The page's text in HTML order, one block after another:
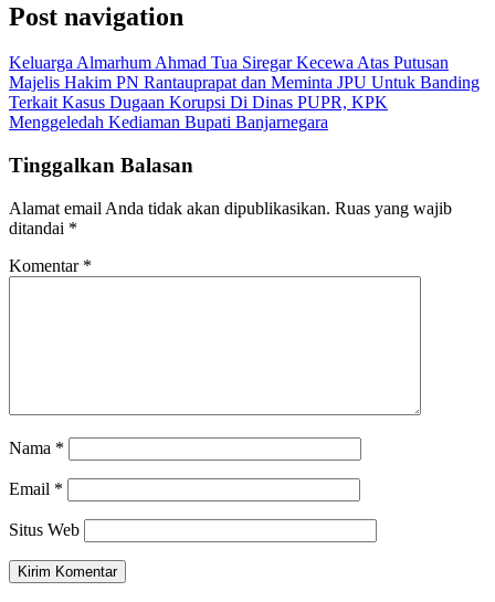
Post navigation
Keluarga Almarhum Ahmad Tua Siregar Kecewa Atas Putusan
Majelis Hakim PN Rantauprapat dan Meminta JPU Untuk Banding
Terkait Kasus Dugaan Korupsi Di Dinas PUPR, KPK
Menggeledah Kediaman Bupati Banjarnegara
Tinggalkan Balasan
Alamat email Anda tidak akan dipublikasikan. Ruas yang wajib
ditandai *
Komentar *
Nama *
Email *
Situs Web